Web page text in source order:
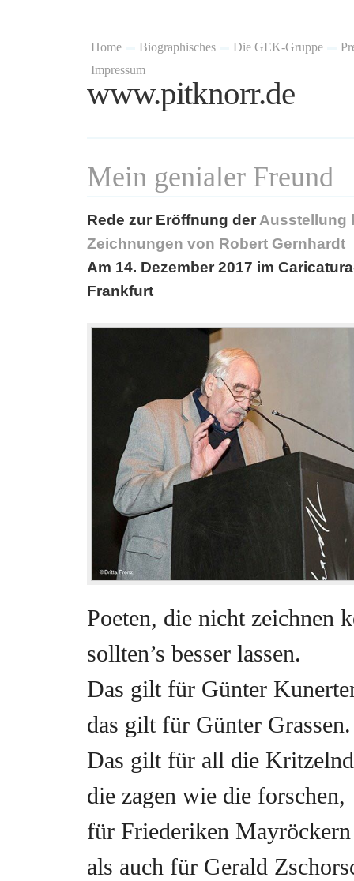
Home Biographisches Die GEK-Gruppe
Impressum
www.pitknorr.de
Mein genialer Freund
Rede zur Eröffnung der Ausstellung
Zeichnungen von Robert Gernhardt
Am 14. Dezember 2017 im
Frankfurt
Poeten, die nicht zeichnen
sollten’s besser lassen.
Das gilt für Günter
das gilt für Günter Grassen.
Das gilt für all die
die zagen wie die forschen,
für Friederiken Mayröckern
als auch für Gerald